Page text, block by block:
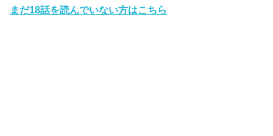
まだ18話を読んでいない方はこちら